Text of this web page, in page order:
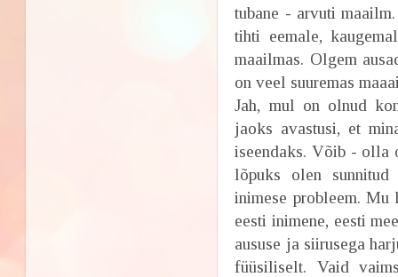
tubane - arvuti
tihti eemale,
maailmas. Olgem
on veel suuremas
Jah, mul on olnud
jaoks avastusi, et
iseendaks. Võib - olla
lõpuks olen
inimese probleem.
eesti inimene, eesti
aususe ja siirusega
füüsiliselt. Vaid